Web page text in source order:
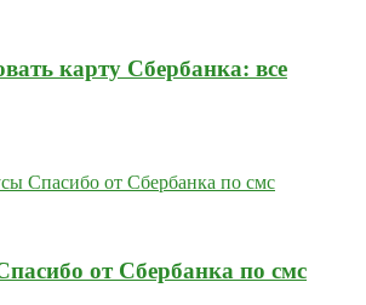
карту Сбербанка: все
от Сбербанка по смс